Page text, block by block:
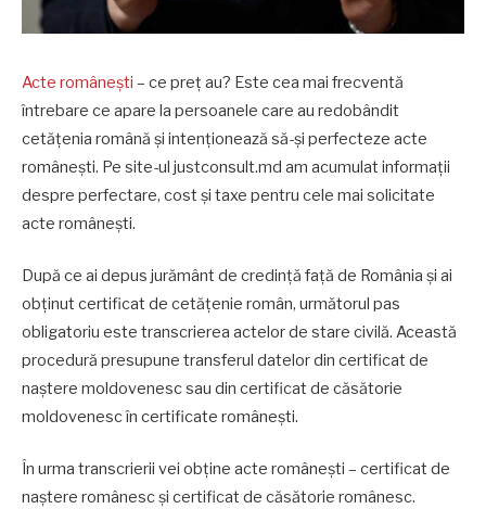
Acte românești – ce preț au? Este cea mai frecventă
întrebare ce apare la persoanele care au redobândit
cetățenia română și intenționează să-și perfecteze acte
românești. Pe site-ul justconsult.md am acumulat informații
despre perfectare, cost și taxe pentru cele mai solicitate
acte românești.
După ce ai depus jurământ de credință față de România și ai
obținut certificat de cetățenie român, următorul pas
obligatoriu este transcrierea actelor de stare civilă. Această
procedură presupune transferul datelor din certificat de
naștere moldovenesc sau din certificat de căsătorie
moldovenesc în certificate românești.
În urma transcrierii vei obține acte românești – certificat de
naștere românesc și certificat de căsătorie românesc.